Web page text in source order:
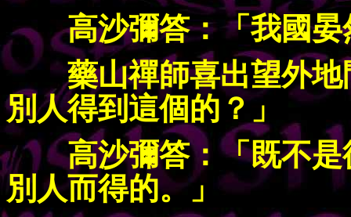
高沙彌答：「我國晏
藥山禪師喜出望外
別人得到這個的？」
高沙彌答：「既不
別人而得的。」